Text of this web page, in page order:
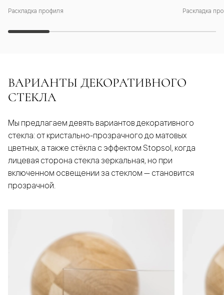
Раскладка профиля Раскладка
ВАРИАНТЫ ДЕКОРАТИВНОГО
СТЕКЛА
Мы предлагаем девять вариантов декоративного
стекла: от кристально-прозрачного до матовых
цветных, а также стёкла с эффектом Stopsol, когда
лицевая сторона стекла зеркальная, но при
включенном освещении за стеклом — становится
прозрачной.